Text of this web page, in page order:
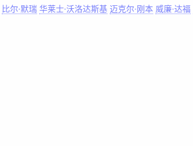
比尔·默瑞 华莱士·沃洛达斯基 迈克尔·刚本 威廉·达福